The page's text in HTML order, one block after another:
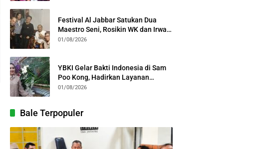
Festival Al Jabbar Satukan Dua
Maestro Seni, Rosikin WK dan Irwan
Guntari Garap Pertunjukan Kolosal
01/08/2026
YBKI Gelar Bakti Indonesia di Sam
Poo Kong, Hadirkan Layanan
Kesehatan Gratis dan Dialog
01/08/2026
Bale Terpopuler